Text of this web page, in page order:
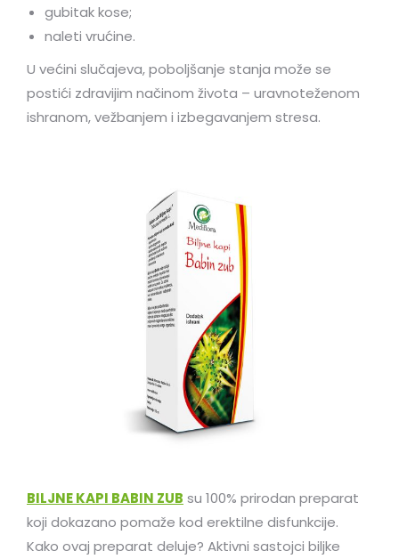
gubitak kose;
naleti vrućine.
U većini slučajeva, poboljšanje stanja može se
postići zdravijim načinom života – uravnoteženom
ishranom, vežbanjem i izbegavanjem stresa.
BILJNE KAPI BABIN ZUB su 100% prirodan preparat
koji dokazano pomaže kod erektilne disfunkcije.
Kako ovaj preparat deluje? Aktivni sastojci biljke